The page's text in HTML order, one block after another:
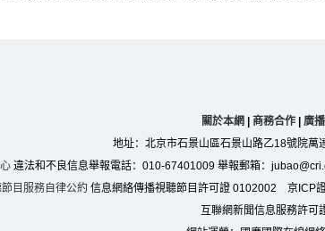
關於本網 商務合作| 廣
地址：北京市石景山區石景山路乙18號院
違法和不良信息舉報電話：010-67401009 舉報郵箱：
目服務自律公約 信息網絡傳播視聽節目許可證 0102002 京ICP
互聯網新聞信息服務許可